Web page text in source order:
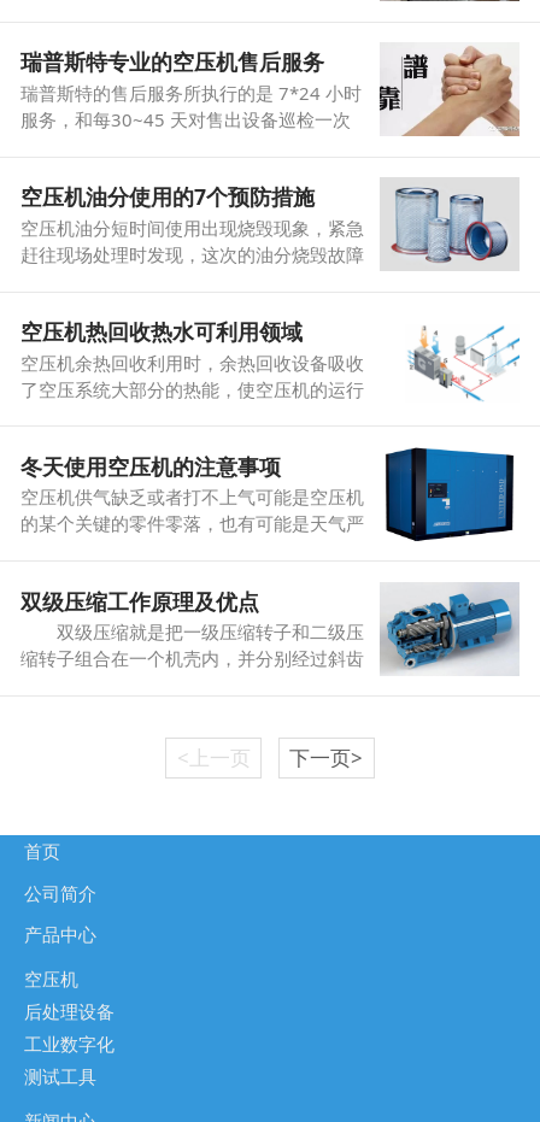
瑞普斯特专业的空压机售后服务
瑞普斯特的售后服务所执行的是 7*24 小时
服务，和每30~45 天对售出设备巡检一次
空压机油分使用的7个预防措施
空压机油分短时间使用出现烧毁现象，紧急
赶往现场处理时发现，这次的油分烧毁故障
空压机热回收热水可利用领域
空压机余热回收利用时，余热回收设备吸收
了空压系统大部分的热能，使空压机的运行
油变质等问题的发生。进而大大降低空压机
的故障率，减少废热排放。
冬天使用空压机的注意事项
空压机供气缺乏或者打不上气可能是空压机
的某个关键的零件零落，也有可能是天气严
下几点：空压机管道暴露在外的需要定期排
出水分，或者外部包裹起来，避免管道里结
冰。
双级压缩工作原理及优点
双级压缩就是把一级压缩转子和二级压
缩转子组合在一个机壳内，并分别经过斜齿
同时将混合气体压缩到级间压力。压缩后的
气体进入冷却通道，与大量油雾接触，从而
<上一页 下一页>
首页
公司简介
产品中心
空压机
后处理设备
工业数字化
测试工具